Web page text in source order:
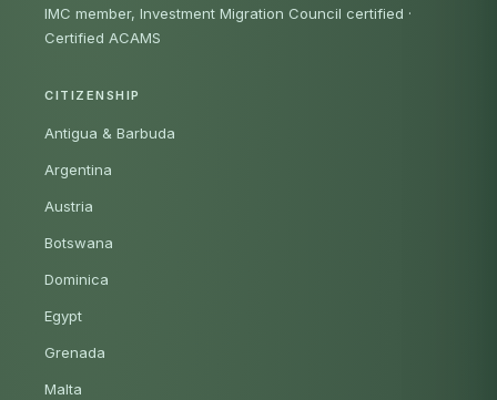
IMC member, Investment Migration Council certified ·
Certified ACAMS
CITIZENSHIP
Antigua & Barbuda
Argentina
Austria
Botswana
Dominica
Egypt
Grenada
Malta